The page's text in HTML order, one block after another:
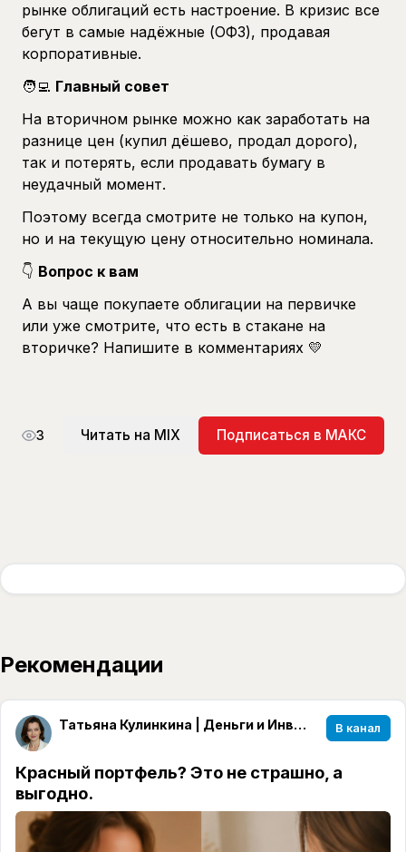
рынке облигаций есть настроение. В кризис все
бегут в самые надёжные (ОФЗ), продавая
корпоративные.
🧑‍💻 Главный совет
На вторичном рынке можно как заработать на
разнице цен (купил дёшево, продал дорого),
так и потерять, если продавать бумагу в
неудачный момент.
Поэтому всегда смотрите не только на купон,
но и на текущую цену относительно номинала.
👇 Вопрос к вам
А вы чаще покупаете облигации на первичке
или уже смотрите, что есть в стакане на
вторичке? Напишите в комментариях 💛
3 Читать на MIX Подписаться в МАКС
Рекомендации
Татьяна Кулинкина | Деньги и Инвестиции В канал
Красный портфель? Это не страшно, а
выгодно.